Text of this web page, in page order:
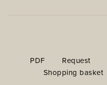
PDF Request
Shopping basket